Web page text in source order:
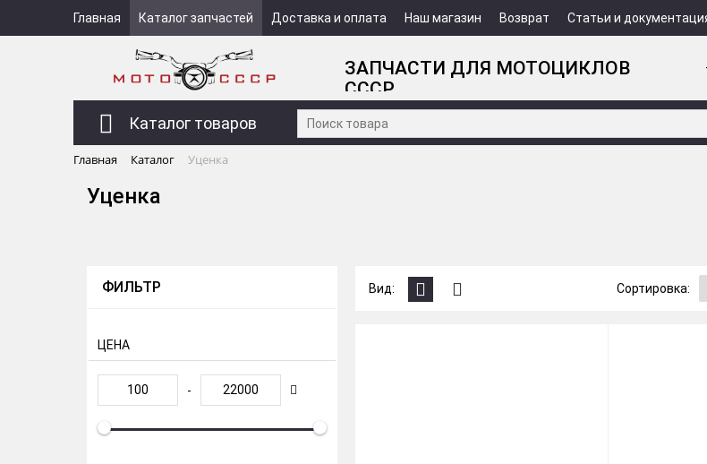
Главная Каталог запчастей Доставка и оплата Наш магазин Возврат Статьи и
ЗАПЧАСТИ ДЛЯ МОТОЦИКЛОВ
СССР
Каталог товаров
Главная Каталог Уценка
Уценка
ФИЛЬТР
ЦЕНА
-
Вид: Сортировка: